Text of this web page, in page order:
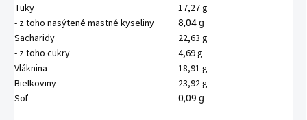
Tuky
17,27 g
- z toho nasýtené mastné kyseliny
8,04 g
Sacharidy
22,63 g
- z toho cukry
4,69 g
Vláknina
18,91 g
Bielkoviny
23,92 g
Soľ
0,09 g